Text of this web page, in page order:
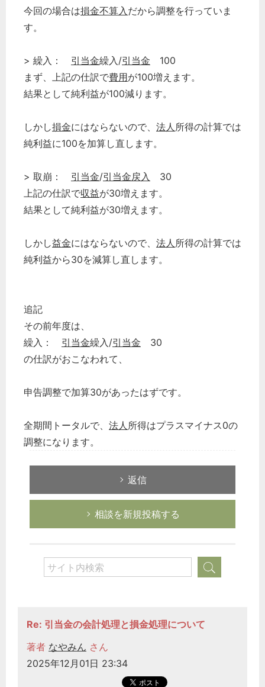
今回の場合は損金不算入だから調整を行っていま
す。
> 繰入： 引当金繰入/引当金 100
まず、上記の仕訳で費用が100増えます。
結果として純利益が100減ります。
しかし損金にはならないので、 法人所得の計算では
純利益に100を加算し直します。
> 取崩： 引当金/引当金戻入 30
上記の仕訳で収益が30増えます。
結果として純利益が30増えます。
しかし益金にはならないので、 法人所得の計算では
純利益から30を減算し直します。
追記
その前年度は、
繰入： 引当金繰入/引当金 30
の仕訳がおこなわれて、
申告調整で加算30があったはずです。
全期間トータルで、 法人所得はプラスマイナス0の
調整になります。
返信
相談を新規投稿する
Re: 引当金の会計処理と損金処理について
著者 なやみん さん
2025年12月01日 23:34